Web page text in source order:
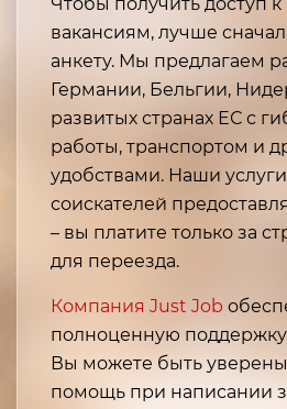
вакансиям, лучше
анкету. Мы предлагаем
Германии, Бельгии,
развитых странах ЕС с
работы, транспортом и
удобствами. Наши
соискателей
– вы платите только за
для переезда.
Компания Just Job
полноценную поддержку
Вы можете быть
помощь при написании